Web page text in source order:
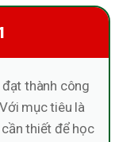
đạt thành công
mục tiêu là
thiết để học